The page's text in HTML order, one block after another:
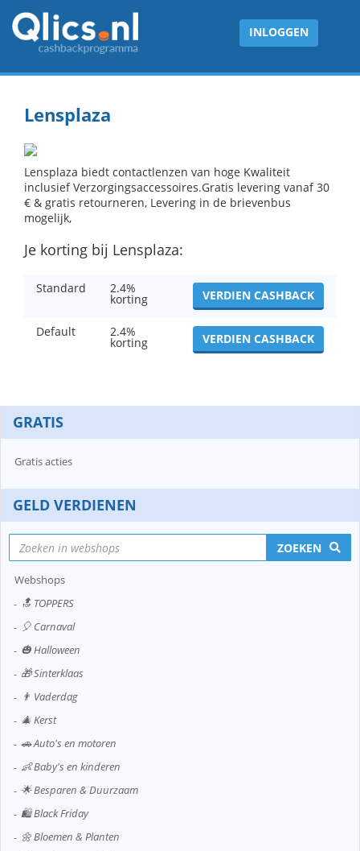
INLOGGEN
Lensplaza
Lensplaza biedt contactlenzen van hoge Kwaliteit
inclusief Verzorgingsaccessoires.Gratis levering vanaf 30
€ & gratis retourneren, Levering in de brievenbus
mogelijk,
Je korting bij Lensplaza:
Standard 2.4%
korting VERDIEN CASHBACK
Default 2.4%
korting VERDIEN CASHBACK
GRATIS
Gratis acties
GELD VERDIENEN
ZOEKEN
Webshops
🔝 TOPPERS
🎈 Carnaval
🎃 Halloween
🎁 Sinterklaas
👨 Vaderdag
🎄 Kerst
🚗 Auto's en motoren
👶 Baby's en kinderen
🌟 Besparen & Duurzaam
🛍️ Black Friday
🌼 Bloemen & Planten